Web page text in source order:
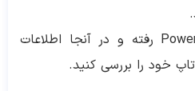
به بخش Power Adapter رفته و در آنجا اطلاعات
خود را بررسی کنید.